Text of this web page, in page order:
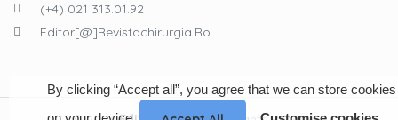
(+4) 021 313.01.92
Editor[@]revistachirurgia.ro
By clicking “Accept all”, you agree that we can store cookies